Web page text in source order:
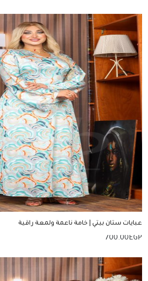
عبايات ستان بيتي | خامة ناعمة ولمعة راقية
700.00EGP